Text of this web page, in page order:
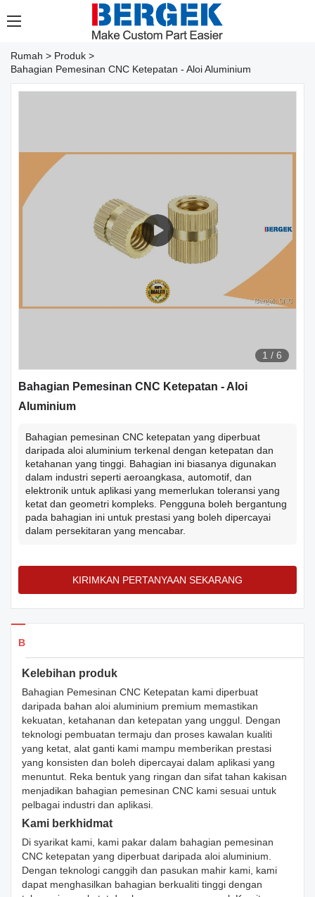
Rumah > Produk >
Bahagian Pemesinan CNC Ketepatan - Aloi Aluminium
1 / 6
Bahagian Pemesinan CNC Ketepatan - Aloi
Aluminium
Bahagian pemesinan CNC ketepatan yang diperbuat
daripada aloi aluminium terkenal dengan ketepatan dan
ketahanan yang tinggi. Bahagian ini biasanya digunakan
dalam industri seperti aeroangkasa, automotif, dan
elektronik untuk aplikasi yang memerlukan toleransi yang
ketat dan geometri kompleks. Pengguna boleh bergantung
pada bahagian ini untuk prestasi yang boleh dipercayai
dalam persekitaran yang mencabar.
KIRIMKAN PERTANYAAN SEKARANG
Butiran produk.
Kelebihan produk
Bahagian Pemesinan CNC Ketepatan kami diperbuat
daripada bahan aloi aluminium premium memastikan
kekuatan, ketahanan dan ketepatan yang unggul. Dengan
teknologi pembuatan termaju dan proses kawalan kualiti
yang ketat, alat ganti kami mampu memberikan prestasi
yang konsisten dan boleh dipercayai dalam aplikasi yang
menuntut. Reka bentuk yang ringan dan sifat tahan kakisan
menjadikan bahagian pemesinan CNC kami sesuai untuk
pelbagai industri dan aplikasi.
Kami berkhidmat
Di syarikat kami, kami pakar dalam bahagian pemesinan
CNC ketepatan yang diperbuat daripada aloi aluminium.
Dengan teknologi canggih dan pasukan mahir kami, kami
dapat menghasilkan bahagian berkualiti tinggi dengan